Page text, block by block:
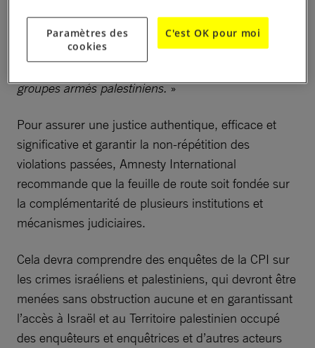
israéliennes et à l’occupation illégale du territoire
palestinien, tout en répondant aux crimes de droit
groupes armés palestiniens.»
Pour assurer une justice authentique, efficace et
significative et garantir la non-répétition des
violations passées, Amnesty International
recommande que la feuille de route soit fondée sur
la complémentarité de plusieurs institutions et
mécanismes judiciaires.
Cela devra comprendre des enquêtes de la CPI sur
les crimes israéliens et palestiniens, qui devront être
menées sans obstruction aucune et en garantissant
l’accès à Israël et au Territoire palestinien occupé
des enquêteurs et enquêtrices et d’autres acteurs
Paramètres des
cookies
C'est OK pour moi